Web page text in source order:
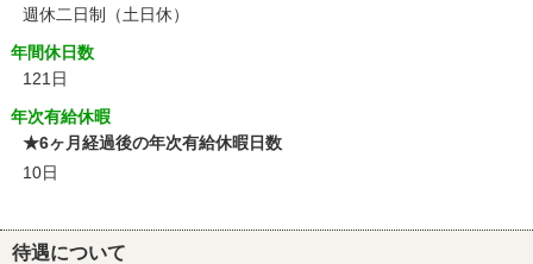
週休二日制（土日休）
年間休日数
121日
年次有給休暇
★6ヶ月経過後の年次有給休暇日数
10日
待遇について